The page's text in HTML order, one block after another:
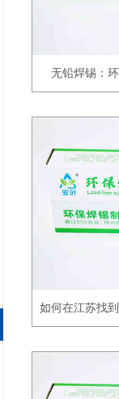
无铅焊锡：
如何在江苏找